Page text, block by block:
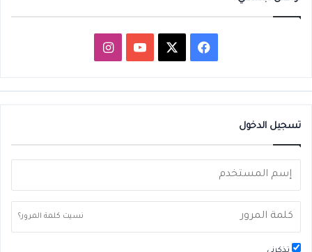
فيسبوك ‫YouTubeانستقرام
تسجيل الدخول
نسيت كلمة المرور؟